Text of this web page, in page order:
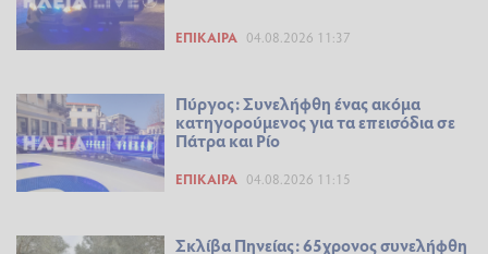
ΕΠΊΚΑΙΡΑ 04.08.2026 11:37
Πύργος: Συνελήφθη ένας ακόμα
κατηγορούμενος για τα επεισόδια σε
Πάτρα και Ρίο
ΕΠΊΚΑΙΡΑ 04.08.2026 11:15
Σκλίβα Πηνείας: 65χρονος συνελήφθη